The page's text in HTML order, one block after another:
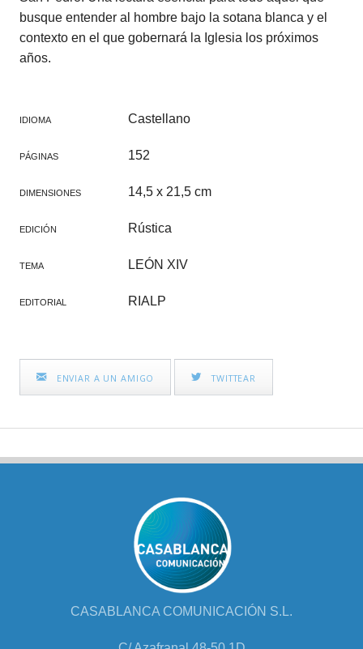
busque entender al hombre bajo la sotana blanca y el
contexto en el que gobernará la Iglesia los próximos
años.
IDIOMA Castellano
PÁGINAS 152
DIMENSIONES 14,5 x 21,5 cm
EDICIÓN Rústica
TEMA LEÓN XIV
EDITORIAL RIALP
ENVIAR A UN AMIGO TWITTEAR
CASABLANCA COMUNICACIÓN S.L.